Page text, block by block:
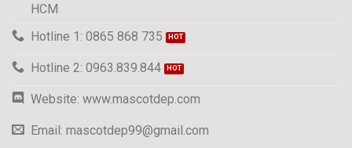
HCM
Hotline 1: 0865 868 735
Hotline 2: 0963.839.844
Website: www.mascotdep.com
Email: mascotdep99@gmail.com